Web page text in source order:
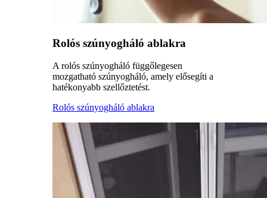
Rolós szúnyogháló ablakra
A rolós szúnyogháló függőlegesen
mozgatható szúnyogháló, amely elősegíti a
hatékonyabb szellőztetést.
Rolós szúnyogháló ablakra